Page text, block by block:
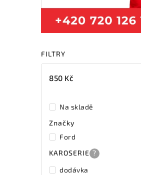
FILTRY
850 Kč
Na skladě
Značky
Ford
KAROSERIE ?
dodávka